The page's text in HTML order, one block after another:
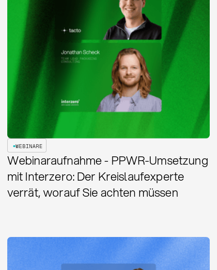
WEBINARE
Webinaraufnahme - PPWR-Umsetzung
mit Interzero: Der Kreislaufexperte
verrät, worauf Sie achten müssen